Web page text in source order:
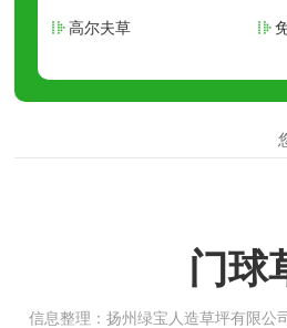
高尔夫草
门球
信息整理：扬州绿宝人造草坪有限公